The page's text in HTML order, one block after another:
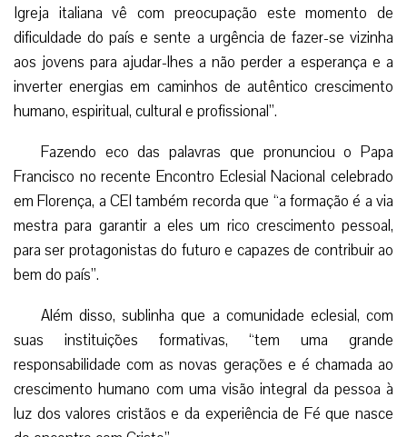
Igreja italiana vê com preocupação este momento de
dificuldade do país e sente a urgência de fazer-se vizinha
aos jovens para ajudar-lhes a não perder a esperança e a
inverter energias em caminhos de autêntico crescimento
humano, espiritual, cultural e profissional”.
Fazendo eco das palavras que pronunciou o Papa
Francisco no recente Encontro Eclesial Nacional celebrado
em Florença, a CEI também recorda que “a formação é a via
mestra para garantir a eles um rico crescimento pessoal,
para ser protagonistas do futuro e capazes de contribuir ao
bem do país”.
Além disso, sublinha que a comunidade eclesial, com
suas instituições formativas, “tem uma grande
responsabilidade com as novas gerações e é chamada ao
crescimento humano com uma visão integral da pessoa à
luz dos valores cristãos e da experiência de Fé que nasce